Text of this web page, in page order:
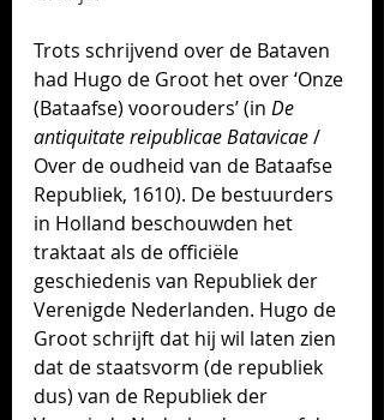
Trots schrijvend over de Bataven
had Hugo de Groot het over ‘Onze
(Bataafse) voorouders’ (in De
antiquitate reipublicae Batavicae /
Over de oudheid van de Bataafse
Republiek, 1610). De bestuurders
in Holland beschouwden het
traktaat als de officiële
geschiedenis van Republiek der
Verenigde Nederlanden. Hugo de
Groot schrijft dat hij wil laten zien
dat de staatsvorm (de republiek
dus) van de Republiek der